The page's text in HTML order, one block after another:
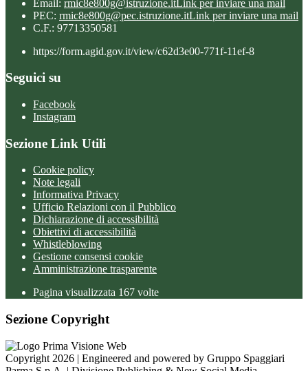
Email: rmic8e800g@istruzione.itLink per inviare una mail
PEC: rmic8e800g@pec.istruzione.itLink per inviare una mail
C.F.: 97713350581
https://form.agid.gov.it/view/c62d3e00-771f-11ef-8
Seguici su
Facebook
Instagram
Sezione Link Utili
Cookie policy
Note legali
Informativa Privacy
Ufficio Relazioni con il Pubblico
Dichiarazione di accessibilità
Obiettivi di accessibilità
Whistleblowing
Gestione consensi cookie
Amministrazione trasparente
Pagina visualizzata 167 volte
Sezione Copyright
Copyright 2026 | Engineered and powered by Gruppo Spaggiari